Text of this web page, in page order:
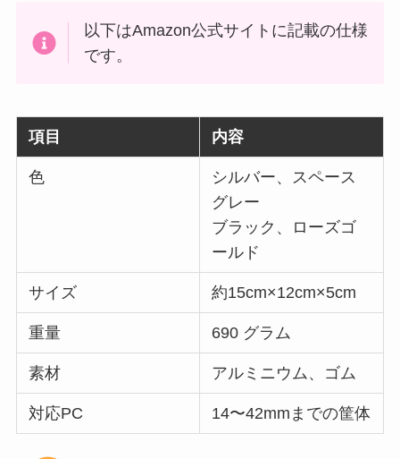
以下はAmazon公式サイトに記載の仕様
です。
項目 内容
色
シルバー、スペース
グレー
ブラック、ローズゴ
ールド
サイズ 約15cm×12cm×5cm
重量 690 グラム
素材 アルミニウム、ゴム
対応PC 14〜42mmまでの筐体